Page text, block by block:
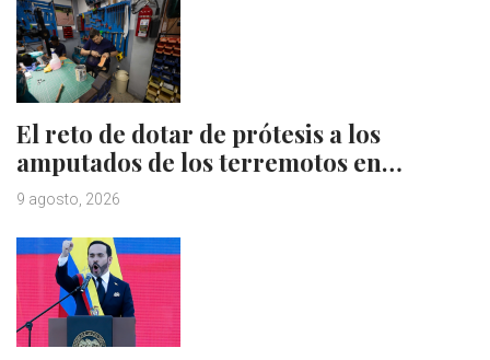
El reto de dotar de prótesis a los
amputados de los terremotos en…
9 agosto, 2026